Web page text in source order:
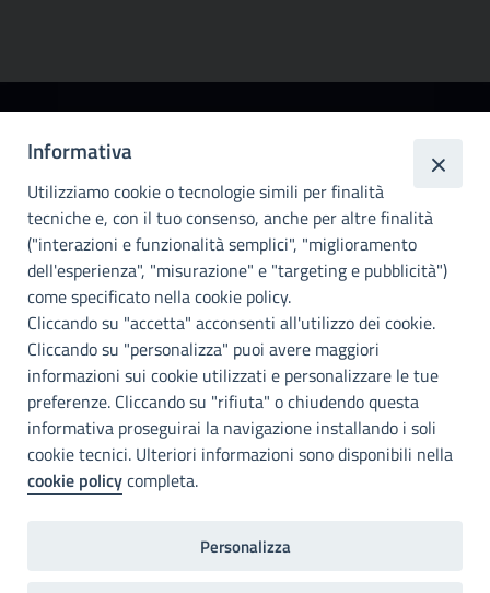
metropolitana di
Palermo
Info e contatti
Città Metropoliitana di Palermo
Via Maqueda, 100 - 90134 - Palermo
Cod. Fisc. 80021470820
PEC: cm.pa@cert.cittametropolitana.pa.it
I nostri canali social
Accessibilità
Città Metropolitana di Palermo si impegna a rendere il proprio sito
web accessibile, conformemente al D.lgs. 10 agosto 2018, n°106
Informativa
Utilizziamo cookie o tecnologie simili per finalità
tecniche e, con il tuo consenso, anche per altre finalità
("interazioni e funzionalità semplici", "miglioramento
dell'esperienza", "misurazione" e "targeting e pubblicità")
come specificato nella cookie policy.
Cliccando su "accetta" acconsenti all'utilizzo dei cookie.
Cliccando su "personalizza" puoi avere maggiori
informazioni sui cookie utilizzati e personalizzare le tue
preferenze. Cliccando su "rifiuta" o chiudendo questa
informativa proseguirai la navigazione installando i soli
cookie tecnici. Ulteriori informazioni sono disponibili nella
cookie policycompleta.
Personalizza